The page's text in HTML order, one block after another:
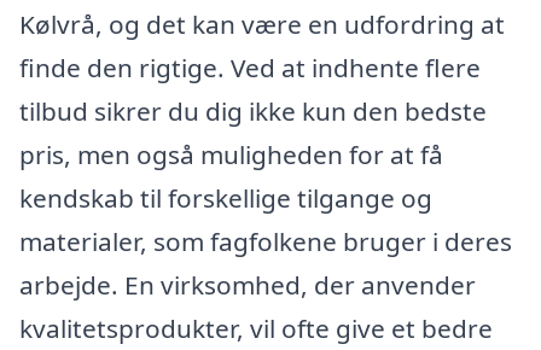
Kølvrå, og det kan være en udfordring at
finde den rigtige. Ved at indhente flere
tilbud sikrer du dig ikke kun den bedste
pris, men også muligheden for at få
kendskab til forskellige tilgange og
materialer, som fagfolkene bruger i deres
arbejde. En virksomhed, der anvender
kvalitetsprodukter, vil ofte give et bedre